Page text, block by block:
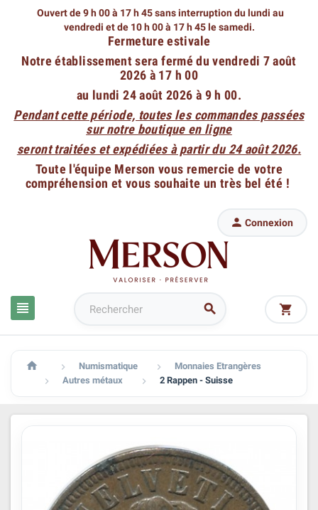
Ouvert de 9 h 00 à 17 h 45 sans interruption du lundi au
vendredi et de 10 h 00 à 17 h 45 le samedi.
Fermeture estivale
Notre établissement sera fermé du vendredi 7 août
2026 à 17 h 00
au lundi 24 août 2026 à 9 h 00.
Pendant cette période, toutes les commandes passées
sur notre boutique en ligne
seront traitées et expédiées à partir du 24 août 2026.
Toute l'équipe Merson vous remercie de votre
compréhension et vous souhaite un très bel été !
 
 Connexion

  Numismatique  Monnaies Etrangères
 Autres métaux  2 Rappen - Suisse